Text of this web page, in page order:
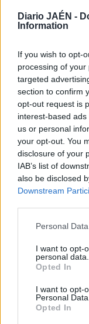
Diario JAÉN -
Information
If you wish to opt-
processing of
targeted
section to confirm
opt-out request is
interest-based
us or personal
your opt-out. You
disclosure of your
IAB’s list of
also be disclosed
Downstream
Personal
I want to opt-
personal data.
Opted In
I want to opt-
Personal Data.
Opted In